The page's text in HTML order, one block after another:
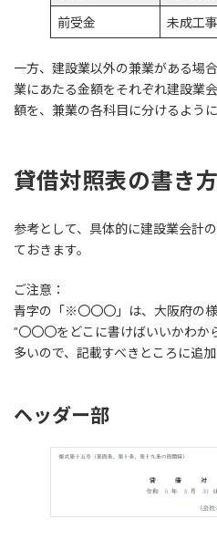
前受金 未成工
一方、建設業以外の兼業がある場
業にあたる金額をそれぞれ建設業
額を、兼業の各科目に分けるよう
貸借対照表の書き
参考として、具体的に建設業会計
ておきます。
ご注意：
青字の「※〇〇〇」は、大阪府の様
”〇〇〇をどこに書けばいいかわか
多いので、記載すべきところに追加
ヘッダー部